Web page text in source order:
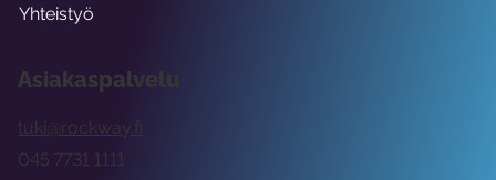
Asiakaspalvelu
tuki@rockway.fi
045 7731 1111
Yhteistyö